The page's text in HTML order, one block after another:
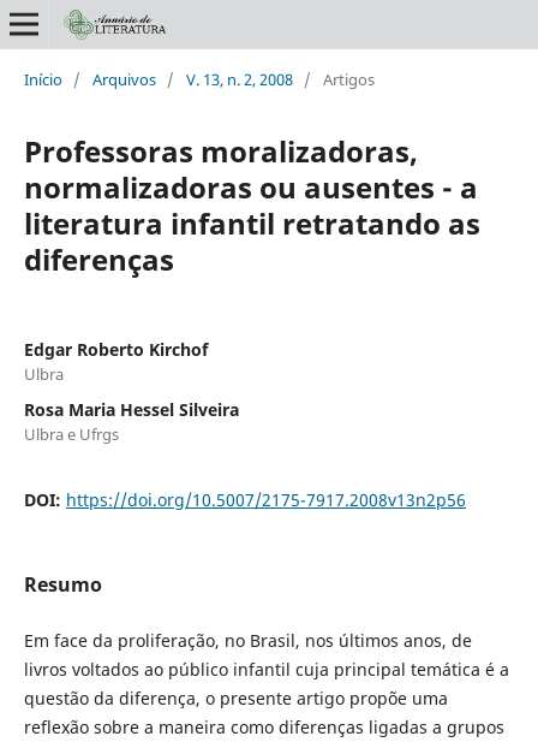
Início / Arquivos / V. 13, n. 2, 2008 / Artigos
Professoras moralizadoras,
normalizadoras ou ausentes - a
literatura infantil retratando as
diferenças
Edgar Roberto Kirchof
Ulbra
Rosa Maria Hessel Silveira
Ulbra e Ufrgs
DOI: https://doi.org/10.5007/2175-7917.2008v13n2p56
Resumo
Em face da proliferação, no Brasil, nos últimos anos, de
livros voltados ao público infantil cuja principal temática é a
questão da diferença, o presente artigo propõe uma
reflexão sobre a maneira como diferenças ligadas a grupos